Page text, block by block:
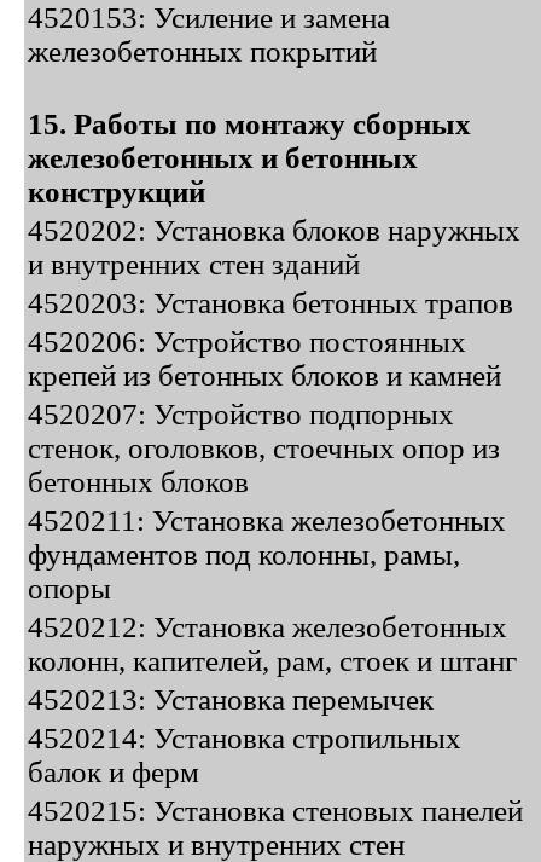
4520153: Усиление и замена
железобетонных покрытий
15. Работы по монтажу сборных
железобетонных и бетонных
конструкций
4520202: Установка блоков наружных
и внутренних стен зданий
4520203: Установка бетонных трапов
4520206: Устройство постоянных
крепей из бетонных блоков и камней
4520207: Устройство подпорных
стенок, оголовков, стоечных опор из
бетонных блоков
4520211: Установка железобетонных
фундаментов под колонны, рамы,
опоры
4520212: Установка железобетонных
колонн, капителей, рам, стоек и штанг
4520213: Установка перемычек
4520214: Установка стропильных
балок и ферм
4520215: Установка стеновых панелей
наружных и внутренних стен